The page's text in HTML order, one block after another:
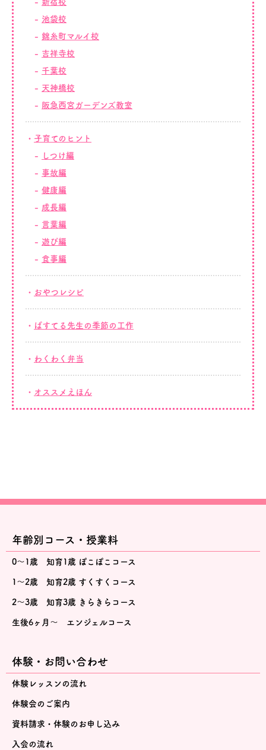
新宿校
池袋校
錦糸町マルイ校
吉祥寺校
千葉校
天神橋校
阪急西宮ガーデンズ教室
子育てのヒント
しつけ編
事故編
健康編
成長編
言葉編
遊び編
食事編
おやつレシピ
ぱすてる先生の季節の工作
わくわく弁当
オススメえほん
年齢別コース・授業料
0～1歳 知育1歳 ぽこぽこコース
1～2歳 知育2歳 すくすくコース
2～3歳 知育3歳 きらきらコース
生後6ヶ月～ エンジェルコース
体験・お問い合わせ
体験レッスンの流れ
体験会のご案内
資料請求・体験のお申し込み
入会の流れ